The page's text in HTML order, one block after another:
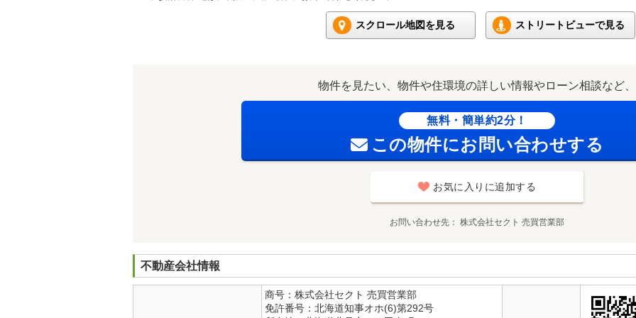
スクロール地図を見る ストリートビューで見る
物件を見たい、物件や住環境の詳しい情報やローン相談など、
無料・簡単約2分！
この物件にお問い合わせする
お気に入りに追加する
お問い合わせ先 株式会社セクト 売買営業部
不動産会社情報
商号：株式会社セクト 売買営業部
免許番号：北海道知事オホ(6)第292号